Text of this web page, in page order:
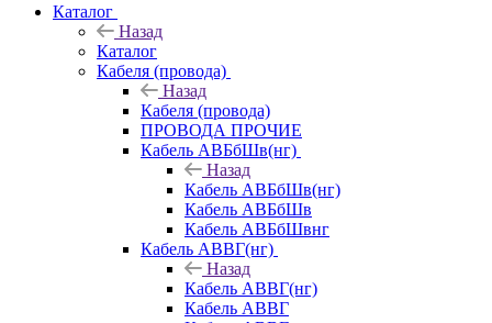
Каталог
Назад
Каталог
Кабеля (провода)
Назад
Кабеля (провода)
ПРОВОДА ПРОЧИЕ
Кабель АВБбШв(нг)
Назад
Кабель АВБбШв(нг)
Кабель АВБбШв
Кабель АВБбШвнг
Кабель АВВГ(нг)
Назад
Кабель АВВГ(нг)
Кабель АВВГ